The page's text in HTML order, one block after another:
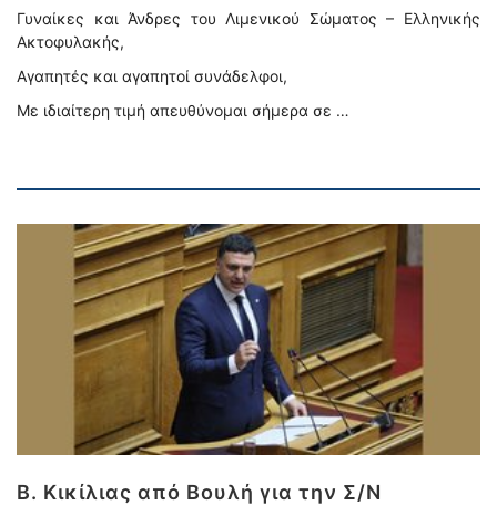
Γυναίκες και Άνδρες του Λιμενικού Σώματος – Ελληνικής
Ακτοφυλακής,
Αγαπητές και αγαπητοί συνάδελφοι,
Με ιδιαίτερη τιμή απευθύνομαι σήμερα σε …
Β. Κικίλιας από Βουλή για την Σ/Ν